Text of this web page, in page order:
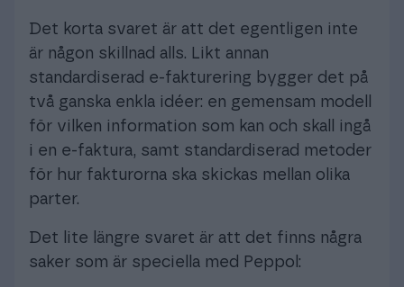
Det korta svaret är att det egentligen inte
är någon skillnad alls. Likt annan
standardiserad e-fakturering bygger det på
två ganska enkla idéer: en gemensam modell
för vilken information som kan och skall ingå
i en e-faktura, samt standardiserad metoder
för hur fakturorna ska skickas mellan olika
parter.
Det lite längre svaret är att det finns några
saker som är speciella med Peppol: